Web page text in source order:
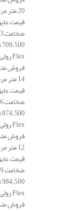
20 متر مربع است.
فروش
14 متر مربع است.
فروش
12 متر مربع است.
فروش